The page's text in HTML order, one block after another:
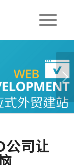
一页
1 2
公司让